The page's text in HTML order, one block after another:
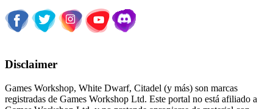
Disclaimer
Games Workshop, White Dwarf, Citadel (y más) son marcas
registradas de Games Workshop Ltd. Este portal no está afiliado a